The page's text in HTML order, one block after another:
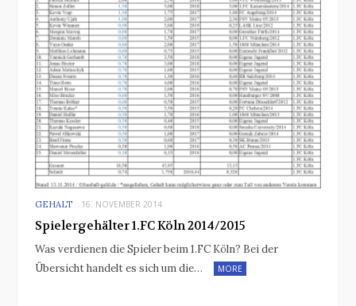
GEHALT 16. NOVEMBER 2014
Spielergehälter 1.FC Köln 2014/2015
Was verdienen die Spieler beim 1.FC Köln? Bei der
Übersicht handelt es sich um die…
MORE